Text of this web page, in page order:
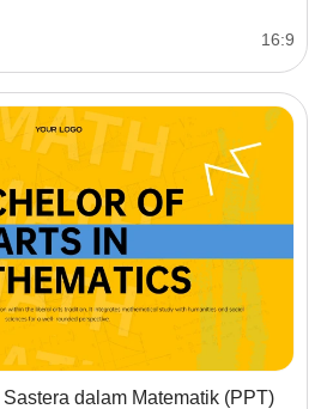
16:9
dalam Matematik (PPT)